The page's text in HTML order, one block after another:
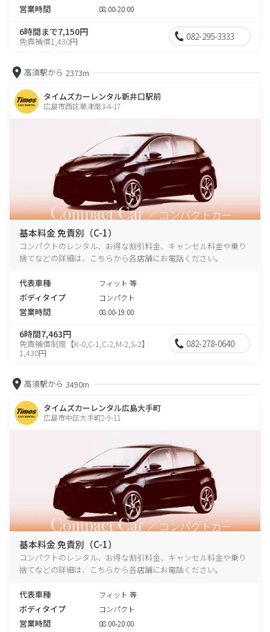
営業時間 08:00-20:00
6時間まで7,150円
免責補償1,430円 082-295-3333
高須駅から 2373m
タイムズカーレンタル新井口駅前
広島市西区草津南3-4-17
基本料金 免責別（C-1）
コンパクトのレンタル、お得な割引料金、キャンセル料金や乗り
捨てなどの詳細は、こちらから各店舗にお電話ください。
代表車種 フィット 等
ボディタイプ コンパクト
営業時間 08:00-19:00
6時間7,463円
免責補償制度【K-0,C-1,C-2,M-2,S-2】
1,430円
082-278-0640
高須駅から 3490m
タイムズカーレンタル広島大手町
広島市中区大手町2-9-11
基本料金 免責別（C-1）
コンパクトのレンタル、お得な割引料金、キャンセル料金や乗り
捨てなどの詳細は、こちらから各店舗にお電話ください。
代表車種 フィット 等
ボディタイプ コンパクト
営業時間 08:00-20:00